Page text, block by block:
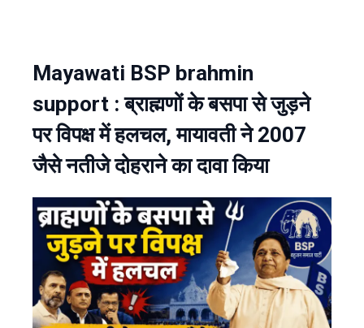
Mayawati BSP brahmin
support : ब्राह्मणों के बसपा से जुड़ने
पर विपक्ष में हलचल, मायावती ने 2007
जैसे नतीजे दोहराने का दावा किया